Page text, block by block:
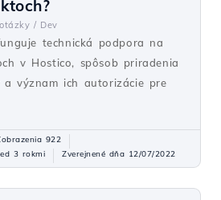
/ Dev
technická podpora na
v Hostico, spôsob priradenia
a význam ich autorizácie pre
922
3 rokmi
Zverejnené dňa 12/07/2022